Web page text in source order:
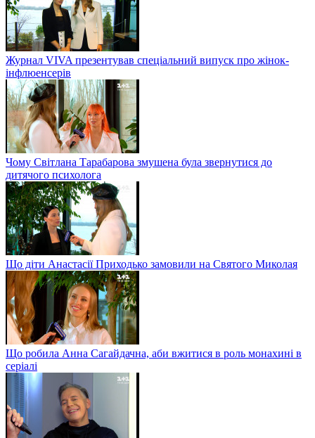
Журнал VIVA презентував спеціальний випуск про жінок-
інфлюенсерів
Чому Світлана Тарабарова змушена була звернутися до
дитячого психолога
Що діти Анастасії Приходько замовили на Святого Миколая
Що робила Анна Сагайдачна, аби вжитися в роль монахині в
серіалі